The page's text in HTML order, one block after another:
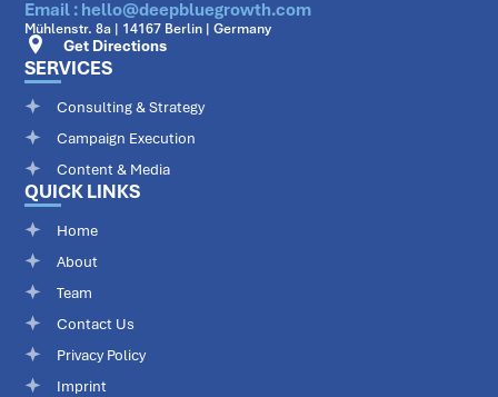
QUICK LINKS
Home
About
Team
Contact Us
Privacy Policy
Imprint
SERVICES
Consulting & Strategy
Campaign Execution
Content & Media
Email : hello@deepbluegrowth.com
Mühlenstr. 8a | 14167 Berlin | Germany
Get Directions